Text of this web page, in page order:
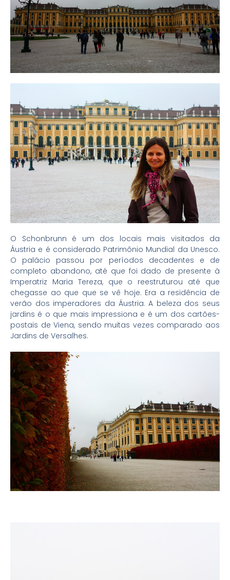
O Schonbrunn é um dos locais mais visitados da
Áustria e é considerado Patrimônio Mundial da Unesco.
O palácio passou por períodos decadentes e de
completo abandono, até que foi dado de presente à
Imperatriz Maria Tereza, que o reestruturou até que
chegasse ao que que se vê hoje. Era a residência de
verão dos imperadores da Áustria. A beleza dos seus
jardins é o que mais impressiona e é um dos cartões-
postais de Viena, sendo muitas vezes comparado aos
Jardins de Versalhes.